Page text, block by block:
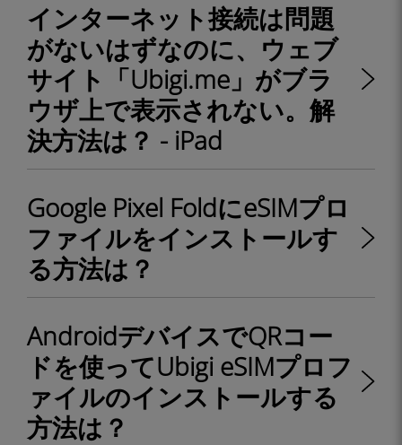
インターネット接続は問題
がないはずなのに、ウェブ
サイト「Ubigi.me」がブラ
ウザ上で表示されない。解
決方法は？ - iPad
Google Pixel FoldにeSIMプロ
ファイルをインストールす
る方法は？
AndroidデバイスでQRコー
ドを使ってUbigi eSIMプロフ
ァイルのインストールする
方法は？